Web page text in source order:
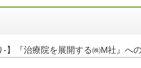
‐】『治療院を展開する㈱M社』へ